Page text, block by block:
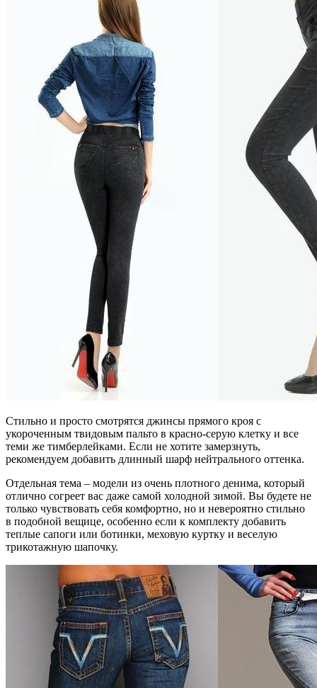
Стильно и просто смотрятся джинсы прямого кроя с
укороченным твидовым пальто в красно-серую клетку и все
теми же тимберлейками. Если не хотите замерзнуть,
рекомендуем добавить длинный шарф нейтрального оттенка.
Отдельная тема – модели из очень плотного денима, который
отлично согреет вас даже самой холодной зимой. Вы будете не
только чувствовать себя комфортно, но и невероятно стильно
в подобной вещице, особенно если к комплекту добавить
теплые сапоги или ботинки, меховую куртку и веселую
трикотажную шапочку.